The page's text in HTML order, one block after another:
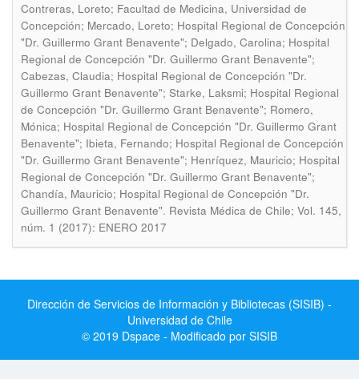
Contreras, Loreto; Facultad de Medicina, Universidad de
Concepción; Mercado, Loreto; Hospital Regional de Concepción
"Dr. Guillermo Grant Benavente"; Delgado, Carolina; Hospital
Regional de Concepción "Dr. Guillermo Grant Benavente";
Cabezas, Claudia; Hospital Regional de Concepción "Dr.
Guillermo Grant Benavente"; Starke, Laksmi; Hospital Regional
de Concepción "Dr. Guillermo Grant Benavente"; Romero,
Mónica; Hospital Regional de Concepción "Dr. Guillermo Grant
Benavente"; Ibieta, Fernando; Hospital Regional de Concepción
"Dr. Guillermo Grant Benavente"; Henríquez, Mauricio; Hospital
Regional de Concepción "Dr. Guillermo Grant Benavente";
Chandía, Mauricio; Hospital Regional de Concepción "Dr.
Guillermo Grant Benavente". Revista Médica de Chile; Vol. 145,
núm. 1 (2017): ENERO 2017
Dirección de Servicios de Información y Bibliotecas (SISIB) -
Universidad de Chile
© 2019 Dspace - Modificado por SISIB